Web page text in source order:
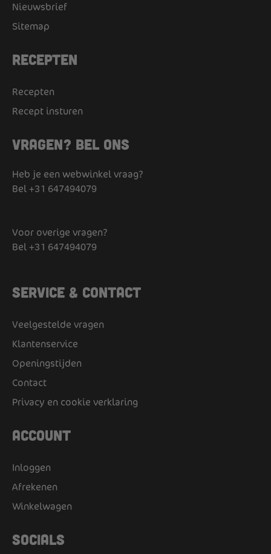
Nieuwsbrief
Sitemap
Recepten
Recepten
Recept insturen
Vragen? Bel ons
Heb je een webwinkel vraag?
Bel+31 647494079
Voor overige vragen?
Bel+31 647494079
Service & Contact
Veelgestelde vragen
Klantenservice
Openingstijden
Contact
Privacy en cookie verklaring
Account
Inloggen
Afrekenen
Winkelwagen
Socials